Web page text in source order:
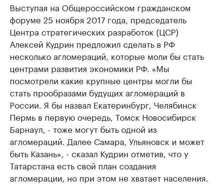
Выступая на Общероссийском гражданском
форуме 25 ноября 2017 года, председатель
Центра стратегических разработок (ЦСР)
Алексей Кудрин предложил сделать в РФ
несколько агломераций, которые моли бы стать
центрами развития экономики РФ. «Мы
посмотрели какие крупные центры могли бы
стать прообразами будущих агломераций в
России. Я бы назвал Екатеринбург, Челябинск
Пермь в первую очередь, Томск Новосибирск
Барнаул, - тоже могут быть одной из
агломераций. Далее Самара, Ульяновск и может
быть Казань», - сказал Кудрин отметив, что у
Татарстана есть свой план создания
агломерации, но при этом не хватает населения.